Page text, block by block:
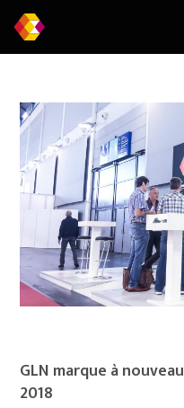
GLN marque à
2018